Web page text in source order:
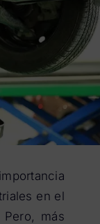
en el
más